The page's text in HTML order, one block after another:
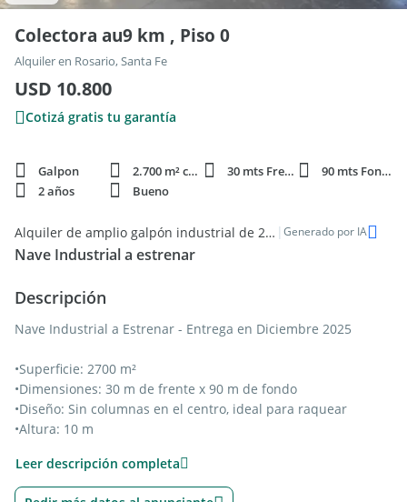
Colectora au9 km , Piso 0
Alquiler en Rosario, Santa Fe
USD 10.800
Cotizá gratis tu garantía
Galpon 2.700 m² cubie. 30 mts Frente
90 mts Fondo
2 años
Bueno
Alquiler de amplio galpón industrial de 2700m² en Rosario | Generado por IA
Nave Industrial a estrenar
Descripción
Nave Industrial a Estrenar - Entrega en Diciembre 2025
•Superficie: 2700 m²
•Dimensiones: 30 m de frente x 90 m de fondo
•Diseño: Sin columnas en el centro, ideal para raquear
•Altura: 10 m
doble ingreso
•Instalaciones: Oficinas, baños, kitchen
Leer descripción completa